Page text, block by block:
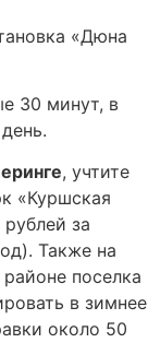
«Дюна
30 минут, в
, учтите
«Куршская
за
Также на
поселка
в зимнее
около 50